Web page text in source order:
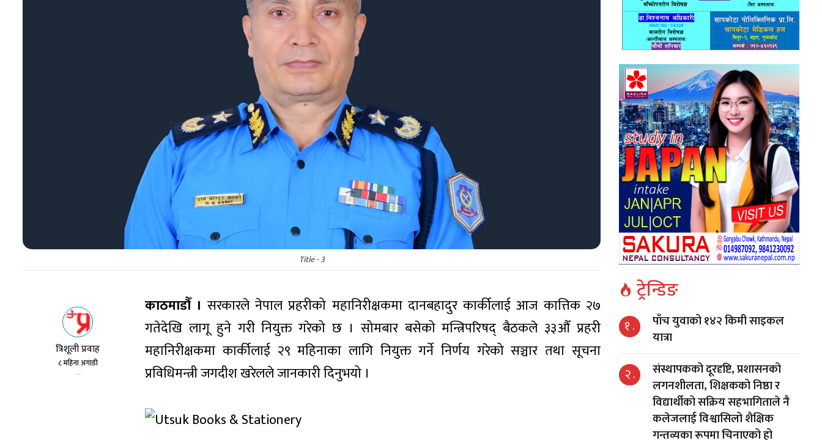
Title - 3
त्रिशूली प्रवाह
८ महिना अगाडी
काठमाडौँ । सरकारले नेपाल प्रहरीको महानिरीक्षकमा दानबहादुर कार्कीलाई आज कात्तिक २७
गतेदेखि लागू हुने गरी नियुक्त गरेको छ । सोमबार बसेको मन्त्रिपरिषद् बैठकले ३३औँ प्रहरी
महानिरीक्षकमा कार्कीलाई २९ महिनाका लागि नियुक्त गर्ने निर्णय गरेको सञ्चार तथा सूचना
प्रविधिमन्त्री जगदीश खरेलले जानकारी दिनुभयो ।
ट्रेन्डिङ
१ .
पाँच युवाको १४२ किमी साइकल
यात्रा
२ .
संस्थापकको दूरदृष्टि, प्रशासनको
लगनशीलता, शिक्षकको निष्ठा र
विद्यार्थीको सक्रिय सहभागिताले नै
कलेजलाई विश्वासिलो शैक्षिक
गन्तव्यका रूपमा चिनाएको हो